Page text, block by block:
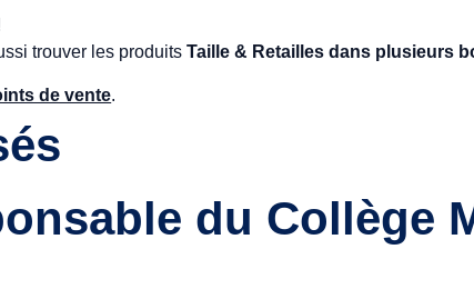
trouver les produitsTaille & Retailles dans plusieurs
de vente.
du Collège